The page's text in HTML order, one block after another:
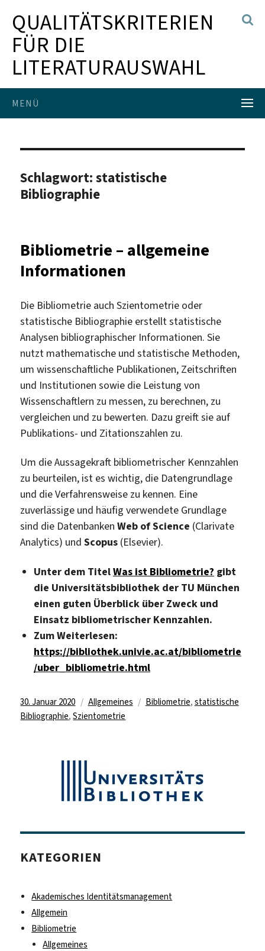
QUALITÄTSKRITERIEN
FÜR DIE
LITERATURAUSWAHL
MENÜ
Schlagwort:statistische
Bibliographie
Bibliometrie – allgemeine
Informationen
Die Bibliometrie auch Szientometrie oder
statistische Bibliographie erstellt statistische
Analysen bibliographischer Informationen. Sie
nutzt mathematische und statistische Methoden,
um wissenschaftliche Publikationen, Zeitschriften
und Institutionen sowie die Leistung von
Wissenschaftlern zu messen, zu berechnen, zu
vergleichen und zu bewerten. Dazu greift sie auf
Publikations- und Zitationszahlen zu.
Um die Aussagekraft bibliometrischer Kennzahlen
zu beurteilen, ist es wichtig, die Datengrundlage
und die Verfahrensweise zu kennen. Eine
zuverlässige und häufig verwendete Grundlage
sind die DatenbankenWeb of Science (Clarivate
Analytics) undScopus (Elsevier).
Unter dem TitelWas ist Bibliometrie? gibt
die Universitätsbibliothek der TU München
einen guten Überblick über Zweck und
Einsatz bibliometrischer Kennzahlen.
Zum Weiterlesen:
https://bibliothek.univie.ac.at/bibliometrie
/uber_bibliometrie.html
Veröffentlicht
am
30. Januar 2020 Kategorien
Allgemeines Schlagwörter
Bibliometrie, statistische
Bibliographie,Szientometrie
KATEGORIEN
Akademisches Identitätsmanagement
Allgemein
Bibliometrie
Allgemeines